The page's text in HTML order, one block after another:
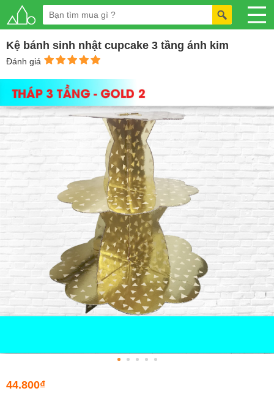
Kệ bánh sinh nhật cupcake 3 tầng ánh kim
Đánh giá
44.800₫